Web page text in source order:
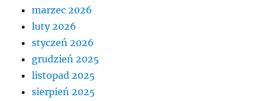
marzec 2026
luty 2026
styczeń 2026
grudzień 2025
listopad 2025
sierpień 2025